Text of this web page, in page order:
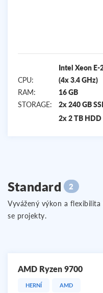
CPU:
Intel Xeon E-
(4x 3.4 GHz)
RAM:
16 GB
STORAGE:
2x 240 GB
2x 2 TB HDD
Standard 2
Vyvážený výkon a
se projekty.
AMD Ryzen 9700
HERNÍ AMD